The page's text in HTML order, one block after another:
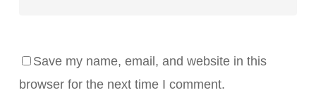
Save my name, email, and website in this
browser for the next time I comment.